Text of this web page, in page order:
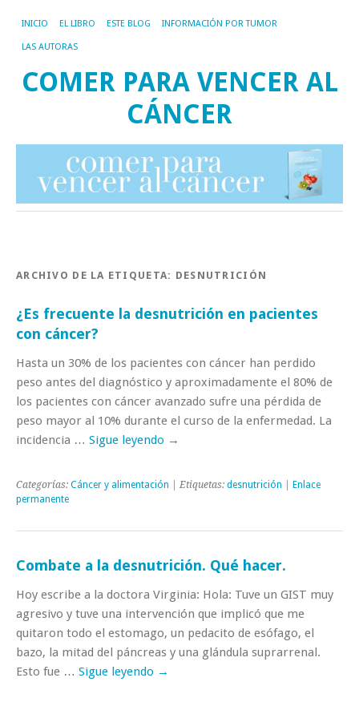
INICIO EL LIBRO ESTE BLOG INFORMACIÓN POR TUMOR
LAS AUTORAS
COMER PARA VENCER AL
CÁNCER
ARCHIVO DE LA ETIQUETA: DESNUTRICIÓN
¿Es frecuente la desnutrición en pacientes
con cáncer?
Hasta un 30% de los pacientes con cáncer han perdido
peso antes del diagnóstico y aproximadamente el 80% de
los pacientes con cáncer avanzado sufre una pérdida de
peso mayor al 10% durante el curso de la enfermedad. La
incidencia … Sigue leyendo →
Categorías: Cáncer y alimentación | Etiquetas: desnutrición
Enlace
permanente
Combate a la desnutrición. Qué hacer.
Hoy escribe a la doctora Virginia: Hola: Tuve un GIST muy
agresivo y tuve una intervención que implicó que me
quitaron todo el estomago, un pedacito de esófago, el
bazo, la mitad del páncreas y una glándula suprarrenal.
Esto fue … Sigue leyendo →